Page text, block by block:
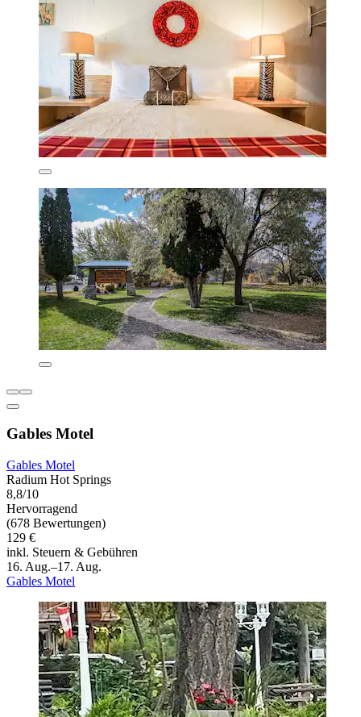
Gables Motel
Gables Motel
Radium Hot Springs
8,8/10
Hervorragend
(678 Bewertungen)
129 €
inkl. Steuern & Gebühren
16. Aug.–17. Aug.
Gables Motel